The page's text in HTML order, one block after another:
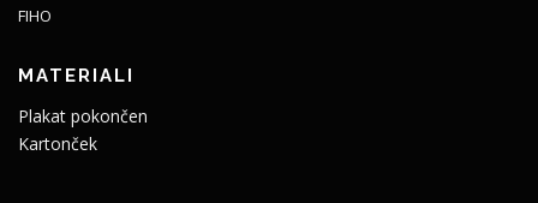
FIHO
MATERIALI
Plakat pokončen
Kartonček